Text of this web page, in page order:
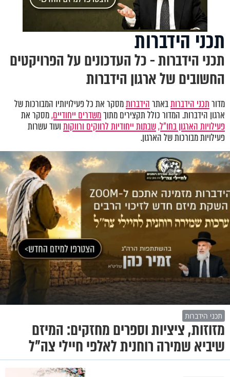
תכני הידברות
תכני הידברות - כל העדכונים על הפרויקטים
החשובים של ארגון הידברות
מדורתכני הידברותבאתרהידברותמסקר את כל פעילויותיו המבורכות של
ארגון הידברות. המדור כולל תקצירים מתוךמשדרים ייחודיים,מסקר את
פעילויות הארגון בחו"ל,שבתות ייחודיות לרווקים ורווקותועוד עשרות
פעילויות מבורכות של הארגון.
תכני הידברות
מזוזות, ציציות וספרים מחזקים: המיזם
שיביא שמירה רוחנית לאלפי חיילי צה"ל